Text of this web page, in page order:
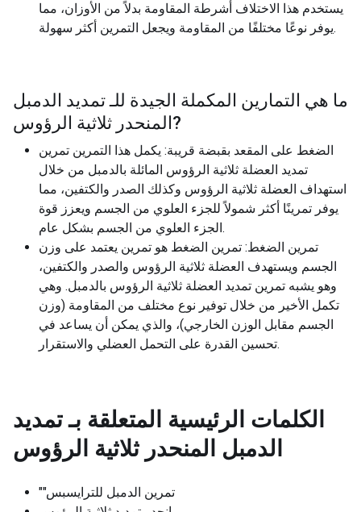
يستخدم هذا الاختلاف أشرطة المقاومة بدلاً من الأوزان، مما
يوفر نوعًا مختلفًا من المقاومة ويجعل التمرين أكثر سهولة.
ما هي التمارين المكملة الجيدة للـ تمديد الدمبل
المنحدر ثلاثية الرؤوس?
الضغط على المقعد بقبضة قريبة: يكمل هذا التمرين تمرين
تمديد العضلة ثلاثية الرؤوس المائلة بالدمبل من خلال
استهداف العضلة ثلاثية الرؤوس وكذلك الصدر والكتفين، مما
يوفر تمرينًا أكثر شمولاً للجزء العلوي من الجسم ويعزز قوة
الجزء العلوي من الجسم بشكل عام.
تمرين الضغط: تمرين الضغط هو تمرين يعتمد على وزن
الجسم ويستهدف العضلة ثلاثية الرؤوس والصدر والكتفين،
وهو يشبه تمرين تمديد العضلة ثلاثية الرؤوس بالدمبل. وهي
تكمل الأخير من خلال توفير نوع مختلف من المقاومة (وزن
الجسم مقابل الوزن الخارجي)، والذي يمكن أن يساعد في
تحسين القدرة على التحمل العضلي والاستقرار.
الكلمات الرئيسية المتعلقة بـ تمديد
الدمبل المنحدر ثلاثية الرؤوس
""تمرين الدمبل للترايسبس